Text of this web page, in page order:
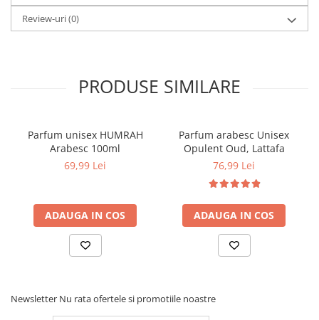
Review-uri(0)
PRODUSE SIMILARE
Parfum unisex HUMRAH
Arabesc 100ml
69,99 Lei
ADAUGA IN COS
Parfum arabesc Unisex
Opulent Oud, Lattafa
76,99 Lei
ADAUGA IN COS
Newsletter Nu rata ofertele si promotiile noastre